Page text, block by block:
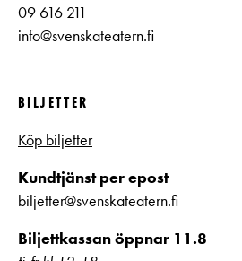
09 616 211
info@svenskateatern.fi
BILJETTER
Köp biljetter
Kundtjänst per epost
biljetter@svenskateatern.fi
Biljettkassan öppnar 11.8